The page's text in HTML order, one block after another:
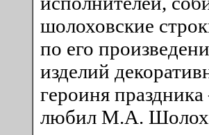
шолоховские
по его
изделий
героиня
любил М.А.